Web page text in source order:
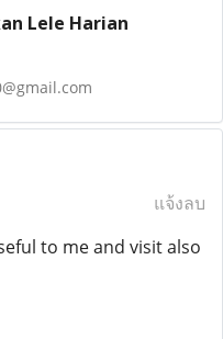
Lele Harian
แจ้งลบ
to me and visit also